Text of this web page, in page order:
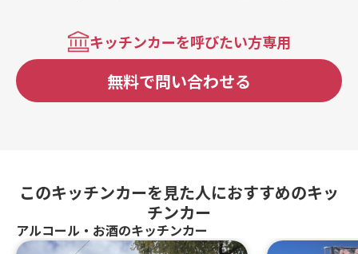
キッチンカーを呼びたい方専用
無料で問い合わせる
このキッチンカーを見た人におすすめのキッ
チンカー
アルコール・お酒のキッチンカー